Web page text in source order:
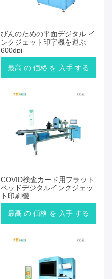
びんのための平面デジタル イ
ンクジェット印字機を運ぶ
600dpi
最高 の 価格 を 入手 する
COVID検査カード用フラット
ベッドデジタルインクジェッ
ト印刷機
最高 の 価格 を 入手 する